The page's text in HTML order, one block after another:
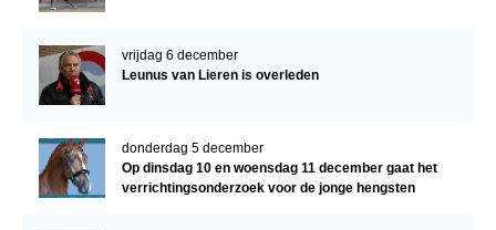
vrijdag 6 december
Leunus van Lieren is overleden
donderdag 5 december
Op dinsdag 10 en woensdag 11 december gaat het
verrichtingsonderzoek voor de jonge hengsten